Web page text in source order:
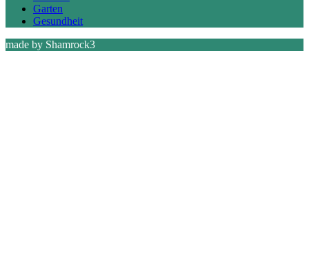
Garten
Gesundheit
made by Shamrock3